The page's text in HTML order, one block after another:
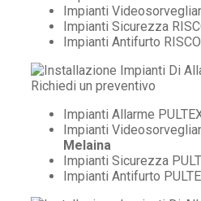
Impianti
Impianti Sicurezza
Impianti Antifurto RISCO
Impianti Allarme
Impianti
Melaina
Impianti Sicurezza
Impianti Antifurto